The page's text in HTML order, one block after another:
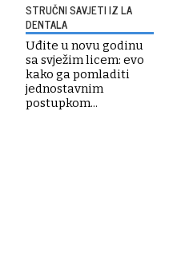
STRUČNI SAVJETI IZ LA
DENTALA
Uđite u novu godinu
sa svježim licem: evo
kako ga pomladiti
jednostavnim
postupkom...